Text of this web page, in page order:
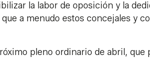
la labor de oposición y la
a menudo estos concejales y
pleno ordinario de abril, que